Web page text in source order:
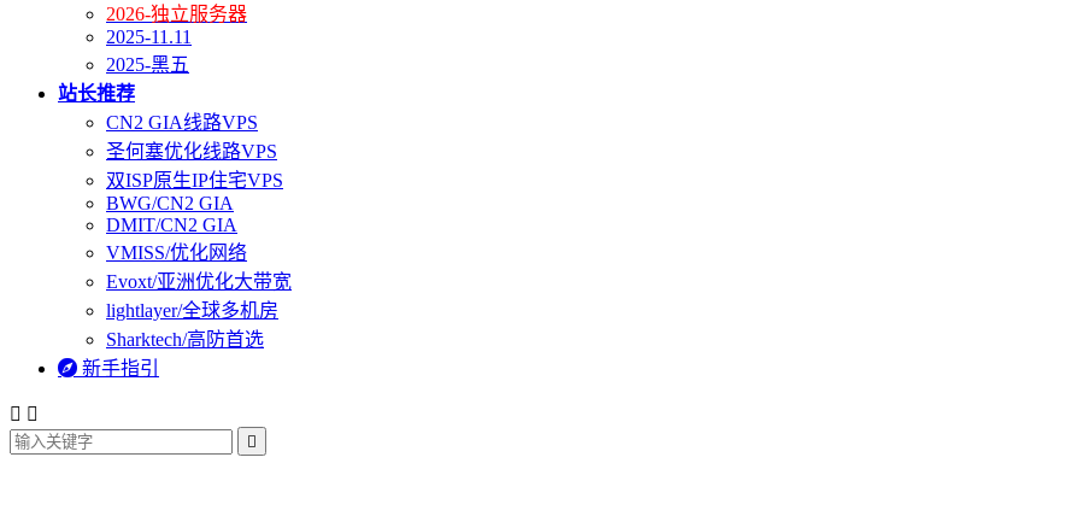
2026-独立服务器
2025-11.11
2025-黑五
站长推荐
CN2 GIA线路VPS
圣何塞优化线路VPS
双ISP原生IP住宅VPS
BWG/CN2 GIA
DMIT/CN2 GIA
VMISS/优化网络
Evoxt/亚洲优化大带宽
lightlayer/全球多机房
Sharktech/高防首选
 新手指引
 
